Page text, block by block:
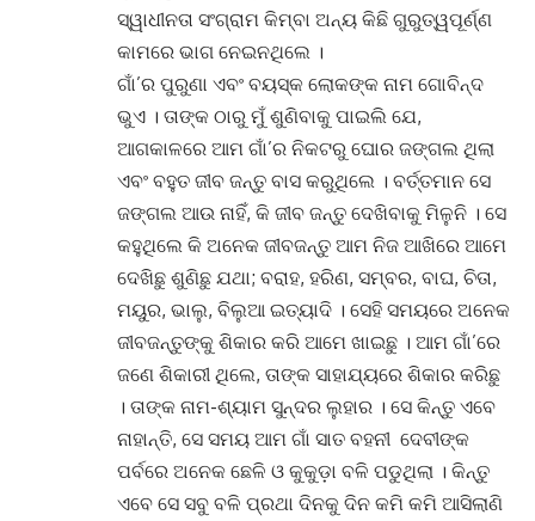
ସ୍ୱାଧୀନତା ସଂଗ୍ରାମ କିମ୍ବା ଅନ୍ୟ କିଛି ଗୁରୁତ୍ୱପୂର୍ଣ୍ଣ
କାମରେ ଭାଗ ନେଇନଥିଲେ ।
ଗାଁ’ର ପୁରୁଣା ଏବଂ ବୟସ୍କ ଲୋକଙ୍କ ନାମ ଗୋବିନ୍ଦ
ଭୁଏ । ତାଙ୍କ ଠାରୁ ମୁଁ ଶୁଣିବାକୁ ପାଇଲି ଯେ,
ଆଗକାଳରେ ଆମ ଗାଁ’ର ନିକଟରୁ ଘୋର ଜଙ୍ଗଲ ଥିଲା
ଏବଂ ବହୁତ ଜୀବ ଜନ୍ତୁ ବାସ କରୁଥିଲେ । ବର୍ତ୍ତମାନ ସେ
ଜଙ୍ଗଲ ଆଉ ନାହିଁ, କି ଜୀବ ଜନ୍ତୁ ଦେଖିବାକୁ ମିଳୁନି । ସେ
କହୁଥିଲେ କି ଅନେକ ଜୀବଜନ୍ତୁ ଆମ ନିଜ ଆଖିରେ ଆମେ
ଦେଖିଛୁ ଶୁଣିଛୁ ଯଥା; ବରାହ, ହରିଣ, ସମ୍ବର, ବାଘ, ଚିତା,
ମୟୁର, ଭାଲୁ, ବିଲୁଆ ଇତ୍ୟାଦି । ସେହି ସମୟରେ ଅନେକ
ଜୀବଜନ୍ତୁଙ୍କୁ ଶିକାର କରି ଆମେ ଖାଇଛୁ । ଆମ ଗାଁ’ରେ
ଜଣେ ଶିକାରୀ ଥିଲେ, ତାଙ୍କ ସାହାଯ୍ୟରେ ଶିକାର କରିଛୁ
। ତାଙ୍କ ନାମ-ଶ୍ୟାମ ସୁନ୍ଦର ଲୁହାର । ସେ କିନ୍ତୁ ଏବେ
ନାହାନ୍ତି, ସେ ସମୟ ଆମ ଗାଁ ସାତ ବହନୀ ଦେବୀଙ୍କ
ପର୍ବରେ ଅନେକ ଛେଳି ଓ କୁକୁଡ଼ା ବଳି ପଡୁଥିଲା । କିନ୍ତୁ
ଏବେ ସେ ସବୁ ବଳି ପ୍ରଥା ଦିନକୁ ଦିନ କମି କମି ଆସିଲାଣି